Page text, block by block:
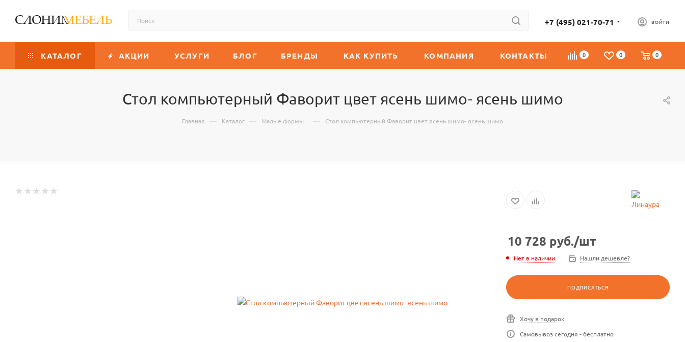
+7 (495) 021-70-71 ВОЙТИ
0 0 0
КАТАЛОГ АКЦИИ УСЛУГИ БЛОГ БРЕНДЫ КАК КУПИТЬ КОМПАНИЯ КОНТАКТЫ
Стол компьютерный Фаворит цвет ясень шимо- ясень шимо
Главная — Каталог — Малые формы — Стол компьютерный Фаворит цвет ясень шимо- ясень шимо
10 728 руб./шт
Нет в наличии Нашли дешевле?
ПОДПИСАТЬСЯ
Хочу в подарок
Самовывоз сегодня - бесплатно